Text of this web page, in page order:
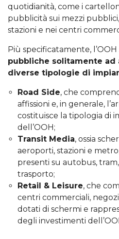
quotidianità, come i
pubblicità sui mezzi
stazioni e nei centri
Più specificatamente, l’OOH
pubbliche solitamente
diverse tipologie di
Road Side, che
affissioni e, in generale,
costituisce la tipologia di
dell’OOH;
Transit Media, ossia
aeroporti, stazioni e
presenti su autobus,
trasporto;
Retail & Leisure, che
centri commerciali,
dotati di schermi e
degli investimenti